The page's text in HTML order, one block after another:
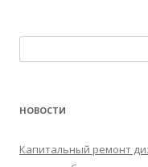
НОВОСТИ
Капитальный ремонт